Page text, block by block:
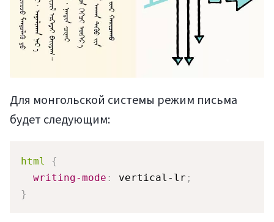
Для монгольской системы режим письма
будет следующим:
html
{
writing-mode : vertical-lr ;
}